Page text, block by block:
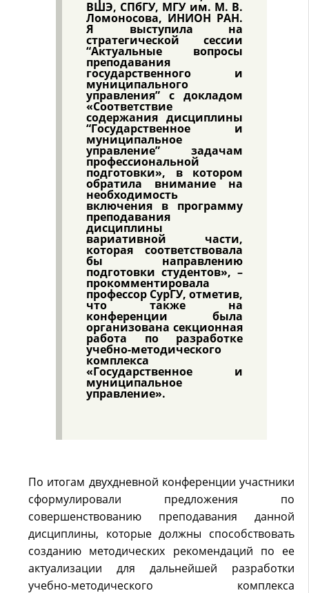
ВШЭ, СПбГУ, МГУ им. М. В.
Ломоносова, ИНИОН РАН.
Я выступила на
стратегической сессии
“Актуальные вопросы
преподавания
государственного и
муниципального
управления” с докладом
«Соответствие
содержания дисциплины
“Государственное и
муниципальное
управление” задачам
профессиональной
подготовки», в котором
обратила внимание на
необходимость
включения в программу
преподавания
дисциплины
вариативной части,
которая соответствовала
бы направлению
подготовки студентов», –
прокомментировала
профессор СурГУ, отметив,
что также на
конференции была
организована секционная
работа по разработке
учебно-методического
комплекса
«Государственное и
муниципальное
управление».
По итогам двухдневной конференции участники
сформулировали предложения по
совершенствованию преподавания данной
дисциплины, которые должны способствовать
созданию методических рекомендаций по ее
актуализации для дальнейшей разработки
учебно-методического комплекса